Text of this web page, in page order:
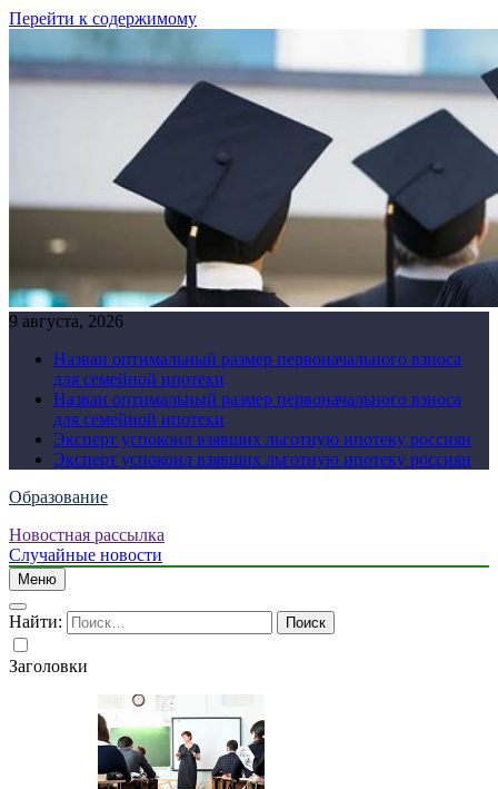
Перейти к содержимому
9 августа, 2026
Назван оптимальный размер первоначального взноса
для семейной ипотеки
Назван оптимальный размер первоначального взноса
для семейной ипотеки
Эксперт успокоил взявших льготную ипотеку россиян
Эксперт успокоил взявших льготную ипотеку россиян
Образование
Новостная рассылка
Случайные новости
Меню
Найти:
Заголовки